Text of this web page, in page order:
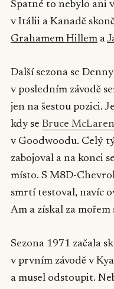
Špatné to nebylo ani
v Itálii a Kanadě
Grahamem Hillem a
Další sezona se
v posledním závodě
jen na šestou pozici.
kdy se Bruce McLaren
v Goodwoodu. Celý
zabojoval a na konci
místo. S M8D-
smrtí testoval, navíc
Am a získal za
Sezona 1971 začala
v prvním závodě v
a musel odstoupit.